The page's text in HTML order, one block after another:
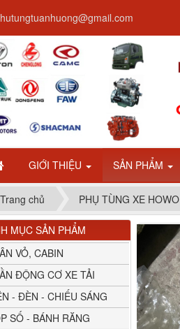
GIỚI THIỆU SẢN PHẨM
Trang chủ PHỤ TÙNG XE HOWO
MỤC SẢN PHẨM
VỎ, CABIN
ĐỘNG CƠ XE TẢI
- ĐÈN - CHIẾU SÁNG
SỐ - BÁNH RĂNG
ga CAMC H08 dài
2.68m
Bình nước phụ
hải âu...